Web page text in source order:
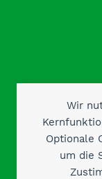
Wir
Optionale
um die